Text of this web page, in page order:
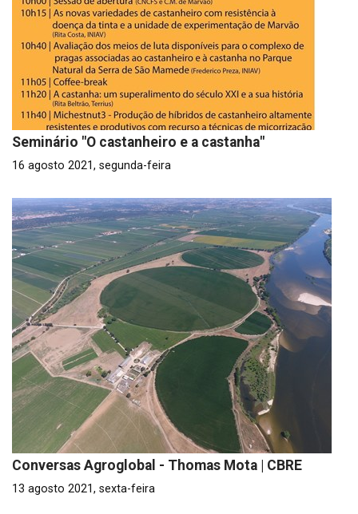
Seminário "O castanheiro e a castanha"
16 agosto 2021, segunda-feira
Conversas Agroglobal - Thomas Mota | CBRE
13 agosto 2021, sexta-feira